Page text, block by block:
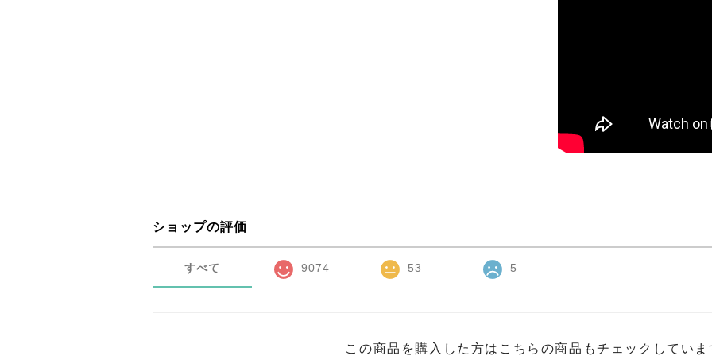
ショップの評価
すべて 9074 53 5
この商品を購入した方はこちらの商品もチェックしていま